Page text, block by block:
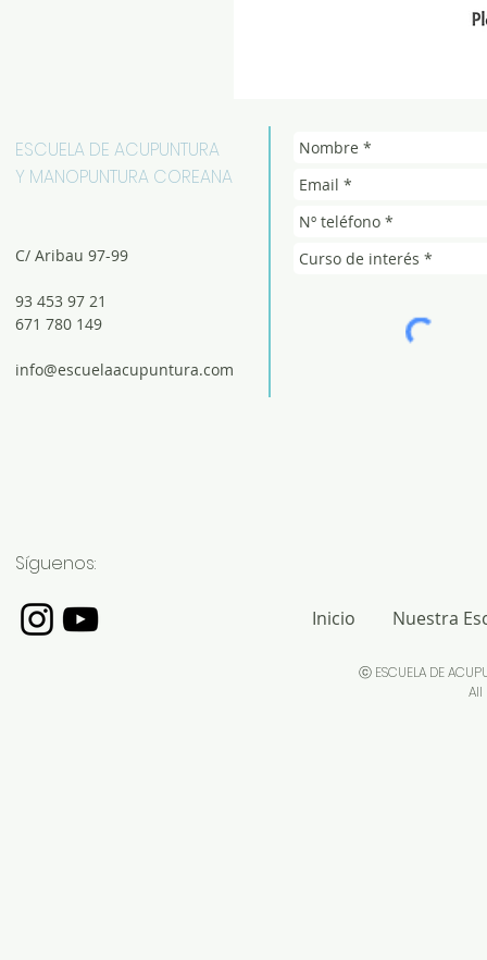
ESCUELA DE ACUPUNTURA
Y MANOPUNTURA COREANA
C/ Aribau 97-99
93 453 97 21
671 780 149
info@escuelaacupuntura.com
Síguenos:
Inicio Nuestra
ⓒ ESCUELA DE